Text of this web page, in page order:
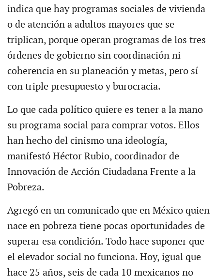
indica que hay programas sociales de vivienda
o de atención a adultos mayores que se
triplican, porque operan programas de los tres
órdenes de gobierno sin coordinación ni
coherencia en su planeación y metas, pero sí
con triple presupuesto y burocracia.
Lo que cada político quiere es tener a la mano
su programa social para comprar votos. Ellos
han hecho del cinismo una ideología,
manifestó Héctor Rubio, coordinador de
Innovación de Acción Ciudadana Frente a la
Pobreza.
Agregó en un comunicado que en México quien
nace en pobreza tiene pocas oportunidades de
superar esa condición. Todo hace suponer que
el elevador social no funciona. Hoy, igual que
hace 25 años, seis de cada 10 mexicanos no